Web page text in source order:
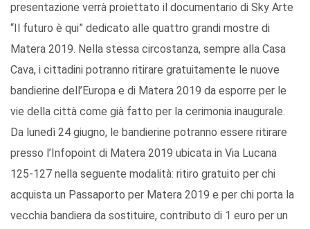
presentazione verrà proiettato il documentario di Sky Arte
“Il futuro è qui” dedicato alle quattro grandi mostre di
Matera 2019. Nella stessa circostanza, sempre alla Casa
Cava, i cittadini potranno ritirare gratuitamente le nuove
bandierine dell’Europa e di Matera 2019 da esporre per le
vie della città come già fatto per la cerimonia inaugurale.
Da lunedì 24 giugno, le bandierine potranno essere ritirare
presso l’Infopoint di Matera 2019 ubicata in Via Lucana
125-127 nella seguente modalità: ritiro gratuito per chi
acquista un Passaporto per Matera 2019 e per chi porta la
vecchia bandiera da sostituire, contributo di 1 euro per un